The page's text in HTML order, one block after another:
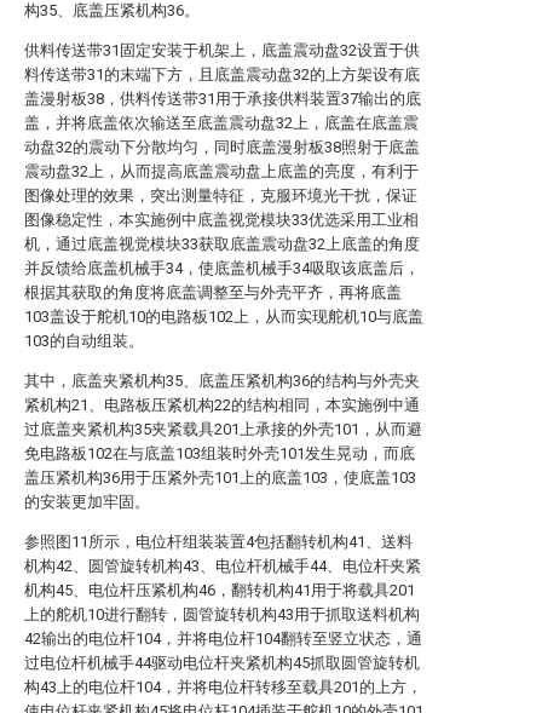
构35、底盖压紧机构36。
供料传送带31固定安装于机架上，底盖震动盘32设置于供
料传送带31的末端下方，且底盖震动盘32的上方架设有底
盖漫射板38，供料传送带31用于承接供料装置37输出的底
盖，并将底盖依次输送至底盖震动盘32上，底盖在底盖震
动盘32的震动下分散均匀，同时底盖漫射板38照射于底盖
震动盘32上，从而提高底盖震动盘上底盖的亮度，有利于
图像处理的效果，突出测量特征，克服环境光干扰，保证
图像稳定性，本实施例中底盖视觉模块33优选采用工业相
机，通过底盖视觉模块33获取底盖震动盘32上底盖的角度
并反馈给底盖机械手34，使底盖机械手34吸取该底盖后，
根据其获取的角度将底盖调整至与外壳平齐，再将底盖
103盖设于舵机10的电路板102上，从而实现舵机10与底盖
103的自动组装。
其中，底盖夹紧机构35、底盖压紧机构36的结构与外壳夹
紧机构21、电路板压紧机构22的结构相同，本实施例中通
过底盖夹紧机构35夹紧载具201上承接的外壳101，从而避
免电路板102在与底盖103组装时外壳101发生晃动，而底
盖压紧机构36用于压紧外壳101上的底盖103，使底盖103
的安装更加牢固。
参照图11所示，电位杆组装装置4包括翻转机构41、送料
机构42、圆管旋转机构43、电位杆机械手44、电位杆夹紧
机构45、电位杆压紧机构46，翻转机构41用于将载具201
上的舵机10进行翻转，圆管旋转机构43用于抓取送料机构
42输出的电位杆104，并将电位杆104翻转至竖立状态，通
过电位杆机械手44驱动电位杆夹紧机构45抓取圆管旋转机
构43上的电位杆104，并将电位杆转移至载具201的上方，